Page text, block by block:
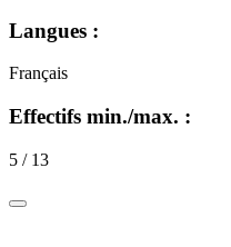
Langues :
Français
Effectifs min./max. :
5 / 13